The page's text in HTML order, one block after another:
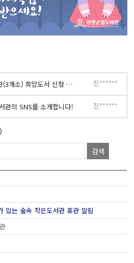
2024 도서관(3개소) 희망도서 신청 안내 진******
관의 SNS를 소개합니다! 진******
검색
있는 숲속 작은도서관 휴관 알림